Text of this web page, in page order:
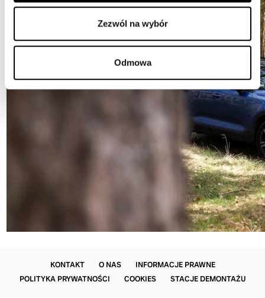
Zezwól na wybór
Odmowa
KONTAKT O NAS
INFORMACJE PRAWNE
POLITYKA PRYWATNOŚCI
COOKIES STACJE DEMONTAŻU